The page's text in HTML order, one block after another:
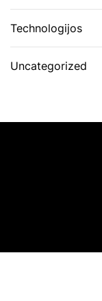
Technologijos
Uncategorized